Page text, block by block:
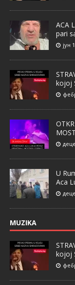
ACA
pari
јун
kojoj
U
Aca
MUZIKA
kojoj